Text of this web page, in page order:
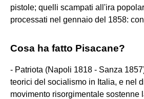
pistole; quelli scampati all'ira
processati nel gennaio del 1858:
Cosa ha fatto Pisacane?
- Patriota (Napoli 1818 - Sanza
teorici del socialismo in Italia, e nel
movimento risorgimentale sostenne